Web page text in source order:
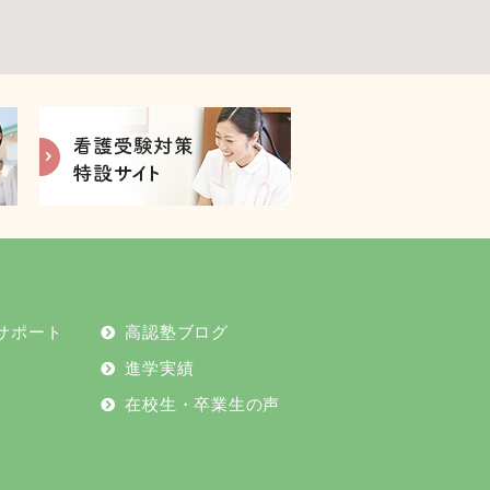
2024年9月
2024年6月
2024年5月
ポート
高認塾ブログ
進学実績
在校生・卒業生の声